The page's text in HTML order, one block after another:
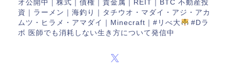
オ公開中｜株式｜債権｜貴金属｜REIT｜BTC 不動産投
資｜ラーメン｜海釣り｜タチウオ・マダイ・アジ・アカ
ムツ・ヒラメ・アマダイ｜Minecraft｜#リべ大
#Dラ
ボ 医師でも消耗しない生き方について発信中